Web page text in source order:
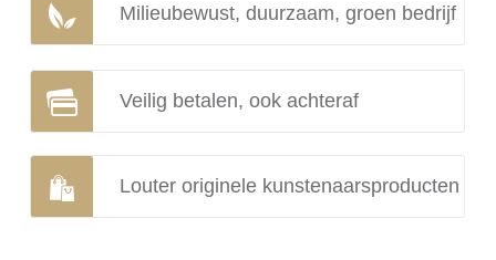
Milieubewust, duurzaam, groen bedrijf
Veilig betalen, ook achteraf
Louter originele kunstenaarsproducten